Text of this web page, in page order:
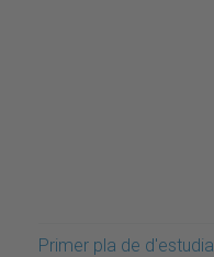
Primer pla de